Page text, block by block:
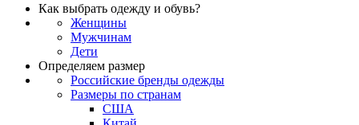
Как выбрать одежду и обувь?
Женщины
Мужчинам
Дети
Определяем размер
Российские бренды одежды
Размеры по странам
США